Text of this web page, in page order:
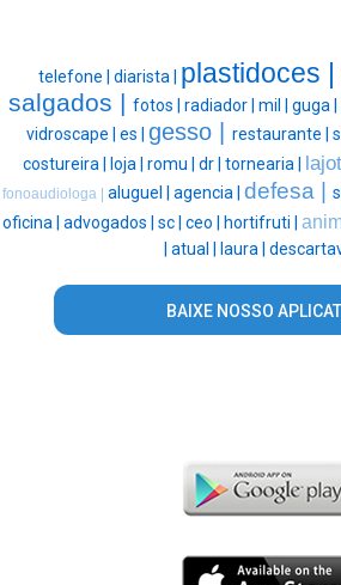
telefone | diarista | plastidoces |
salgados | fotos | radiador | mil | guga |
vidroscape | es | gesso | restaurante |
costureira |
loja | romu | dr | tornearia |
fonoaudiologa | aluguel | agencia | defesa |
oficina | advogados | sc | ceo | hortifruti |
atual | laura |
BAIXE NOSSO